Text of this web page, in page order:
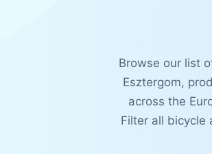
Browse our list
Esztergom,
across the
Filter all bicycle